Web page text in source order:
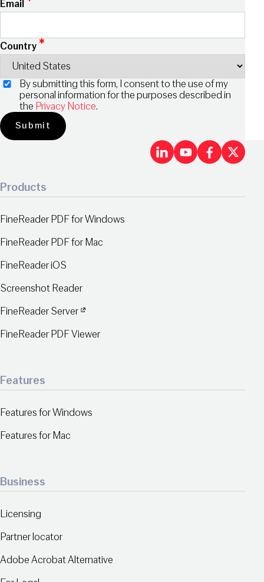
Email
Country*
By submitting this form, I consent to the use of my
personal information for the purposes described in
the Privacy Notice.
LinkedInX
Products
FineReader PDF for Windows
FineReader PDF for Mac
FineReader iOS
Screenshot Reader
FineReader Server
FineReader PDF Viewer
Features
Features for Windows
Features for Mac
Business
Licensing
Partner locator
Adobe Acrobat Alternative